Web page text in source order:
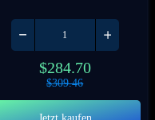
$284.70
$309.46
Jetzt kaufen